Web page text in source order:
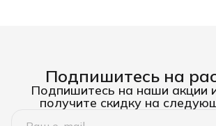
Подпишитесь на
Подпишитесь на наши акции
получите скидку на